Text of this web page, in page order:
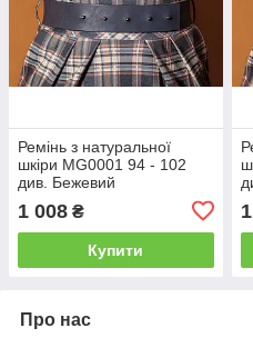
Ремінь з натуральної
шкіри MG0001 94 - 102
див. Бежевий
1 008 ₴
Купити
Про нас